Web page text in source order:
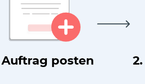
Auftrag posten